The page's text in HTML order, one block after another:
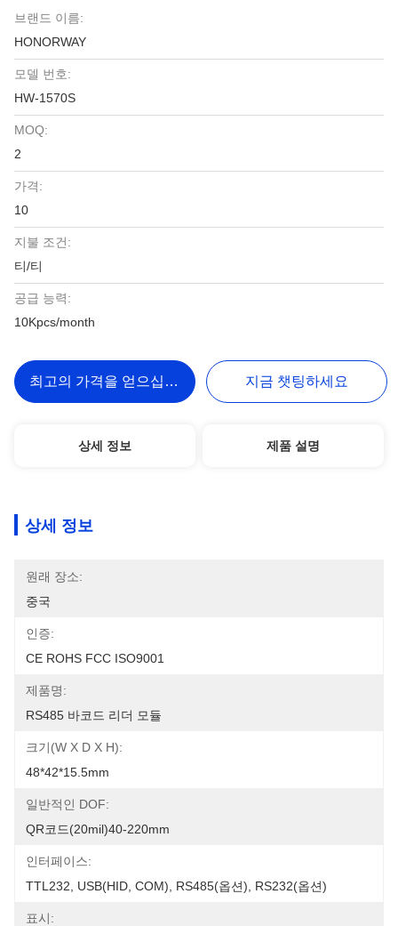
브랜드 이름:
HONORWAY
모델 번호:
HW-1570S
MOQ:
2
가격:
10
지불 조건:
티/티
공급 능력:
10Kpcs/month
최고의 가격을 얻으십시오 지금 챗팅하세요
상세 정보 제품 설명
상세 정보
원래 장소:
중국
인증:
CE ROHS FCC ISO9001
제품명:
RS485 바코드 리더 모듈
크기(W X D X H):
48*42*15.5mm
일반적인 DOF:
QR코드(20mil)40-220mm
인터페이스:
TTL232, USB(HID, COM), RS485(옵션), RS232(옵션)
표시: